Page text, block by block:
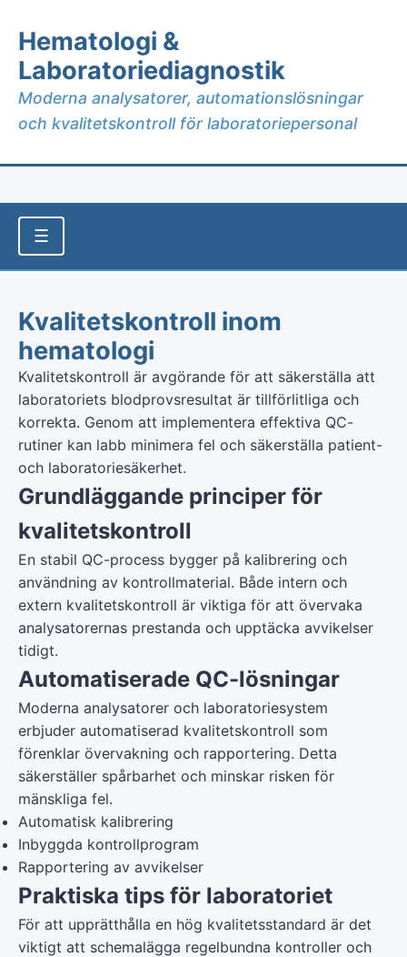
Hematologi &
Laboratoriediagnostik
Moderna analysatorer, automationslösningar
och kvalitetskontroll för laboratoriepersonal
☰
Kvalitetskontroll inom
hematologi
Kvalitetskontroll är avgörande för att säkerställa att
laboratoriets blodprovsresultat är tillförlitliga och
korrekta. Genom att implementera effektiva QC-
rutiner kan labb minimera fel och säkerställa patient-
och laboratoriesäkerhet.
Grundläggande principer för
kvalitetskontroll
En stabil QC-process bygger på kalibrering och
användning av kontrollmaterial. Både intern och
extern kvalitetskontroll är viktiga för att övervaka
analysatorernas prestanda och upptäcka avvikelser
tidigt.
Automatiserade QC-lösningar
Moderna analysatorer och laboratoriesystem
erbjuder automatiserad kvalitetskontroll som
förenklar övervakning och rapportering. Detta
säkerställer spårbarhet och minskar risken för
mänskliga fel.
Automatisk kalibrering
Inbyggda kontrollprogram
Rapportering av avvikelser
Praktiska tips för laboratoriet
För att upprätthålla en hög kvalitetsstandard är det
viktigt att schemalägga regelbundna kontroller och